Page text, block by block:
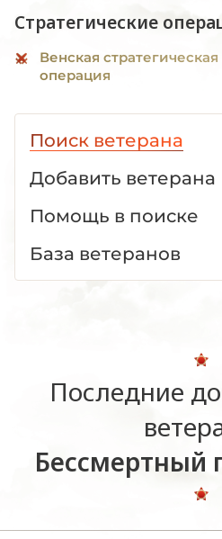
Стратегические
Венская
операция
Поиск ветерана
Добавить ветерана
Помощь в поиске
База ветеранов
Последние
Бессмертный